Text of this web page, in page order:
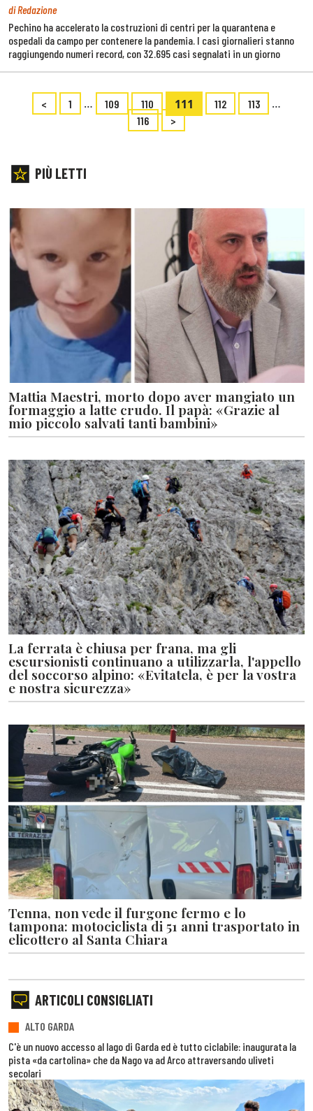
di Redazione
Pechino ha accelerato la costruzioni di centri per la quarantena e
ospedali da campo per contenere la pandemia. I casi giornalieri stanno
raggiungendo numeri record, con 32.695 casi segnalati in un giorno
< 1 … 109 110 111 112 113 …
116 >
PIÙ LETTI
Mattia Maestri, morto dopo aver mangiato un
formaggio a latte crudo. Il papà: «Grazie al
mio piccolo salvati tanti bambini»
La ferrata è chiusa per frana, ma gli
escursionisti continuano a utilizzarla, l'appello
del soccorso alpino: «Evitatela, è per la vostra
e nostra sicurezza»
Tenna, non vede il furgone fermo e lo
tampona: motociclista di 51 anni trasportato in
elicottero al Santa Chiara
ARTICOLI CONSIGLIATI
ALTO GARDA
C'è un nuovo accesso al lago di Garda ed è tutto ciclabile: inaugurata la
pista «da cartolina» che da Nago va ad Arco attraversando uliveti
secolari